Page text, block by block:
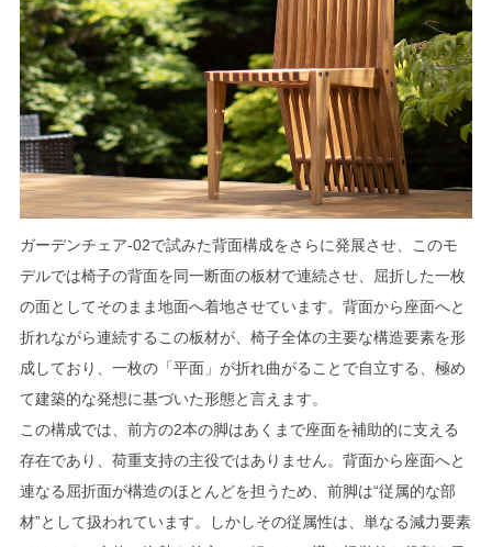
ガーデンチェア-02で試みた背面構成をさらに発展させ、このモ
デルでは椅子の背面を同一断面の板材で連続させ、屈折した一枚
の面としてそのまま地面へ着地させています。背面から座面へと
折れながら連続するこの板材が、椅子全体の主要な構造要素を形
成しており、一枚の「平面」が折れ曲がることで自立する、極め
て建築的な発想に基づいた形態と言えます。
この構成では、前方の2本の脚はあくまで座面を補助的に支える
存在であり、荷重支持の主役ではありません。背面から座面へと
連なる屈折面が構造のほとんどを担うため、前脚は“従属的な部
材”として扱われています。しかしその従属性は、単なる減力要素